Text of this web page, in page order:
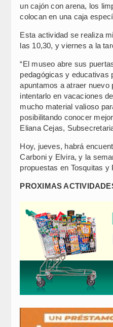
un cajón con arena, los
colocan en una caja
Esta actividad se realiza
las 10,30, y viernes a la
“El museo abre sus
pedagógicas y educativas
apuntamos a atraer nuevo
intentarlo en vacaciones
mucho material valioso
posibilitando conocer
Eliana Cejas,
Hoy, jueves, habrá
Carboni y Elvira, y la
propuestas en Tosquitas y
PROXIMAS